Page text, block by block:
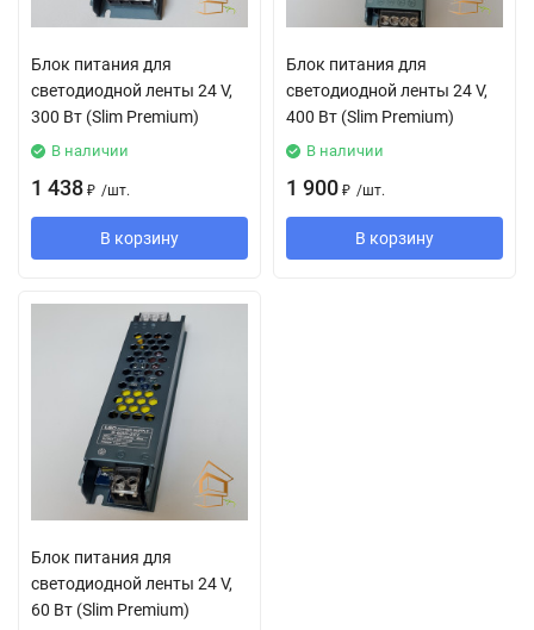
Блок питания для
светодиодной ленты 24 V,
300 Вт (Slim Premium)
В наличии
1 438 ₽ /шт.
В корзину
Блок питания для
светодиодной ленты 24 V,
400 Вт (Slim Premium)
В наличии
1 900 ₽ /шт.
В корзину
Блок питания для
светодиодной ленты 24 V,
60 Вт (Slim Premium)